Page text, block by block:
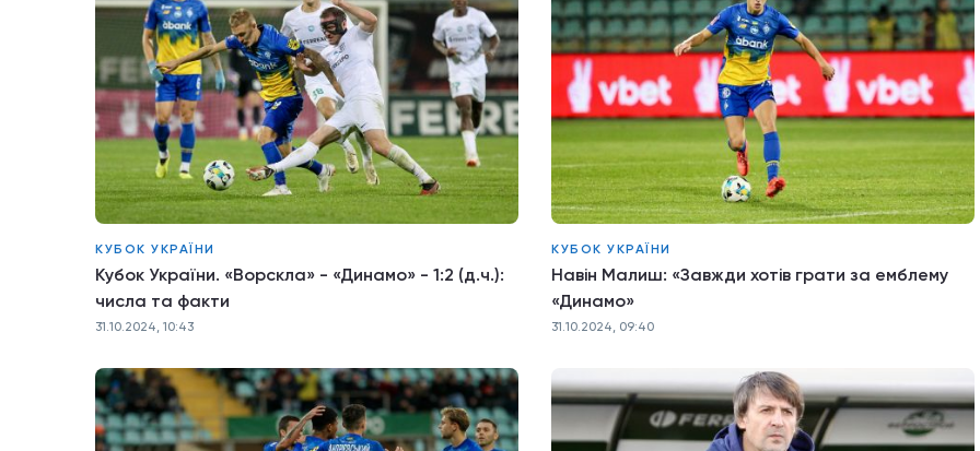
КУБОК УКРАЇНИ
Кубок України. «Ворскла» - «Динамо» - 1:2 (д.ч.):
числа та факти
31.10.2024, 10:43
КУБОК УКРАЇНИ
Навін Малиш: «Завжди хотів грати за емблему
«Динамо»
31.10.2024, 09:40